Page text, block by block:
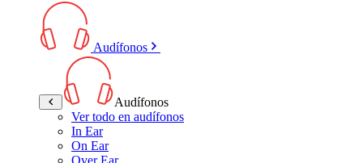
Audífonos
Audífonos
Ver todo en audífonos
In Ear
On Ear
Over Ear